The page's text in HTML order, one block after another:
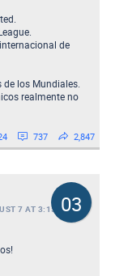
de
los Mundiales.
realmente no
737 2,847
03
7 AT 3:15 AM